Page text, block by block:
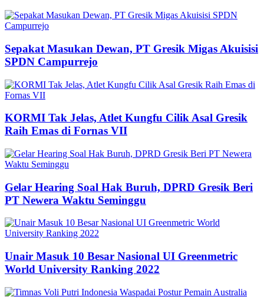
Sepakat Masukan Dewan, PT Gresik Migas Akuisisi
SPDN Campurrejo
KORMI Tak Jelas, Atlet Kungfu Cilik Asal Gresik
Raih Emas di Fornas VII
Gelar Hearing Soal Hak Buruh, DPRD Gresik Beri
PT Newera Waktu Seminggu
Unair Masuk 10 Besar Nasional UI Greenmetric
World University Ranking 2022